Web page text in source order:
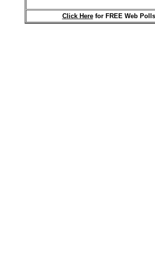
Click Herefor FREE Web